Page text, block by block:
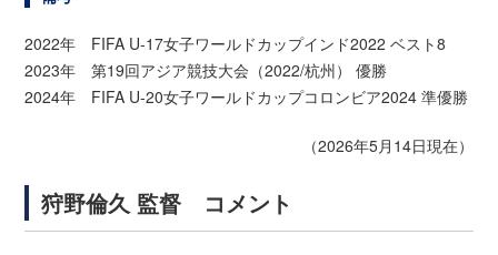
2022年 FIFA U-17女子ワールドカップインド2022 ベスト8
2023年 第19回アジア競技大会（2022/杭州） 優勝
2024年 FIFA U-20女子ワールドカップコロンビア2024 準優勝
（2026年5月14日現在）
狩野倫久 監督 コメント